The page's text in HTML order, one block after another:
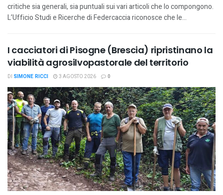
critiche sia generali, sia puntuali sui vari articoli che lo compongono.
L’Ufficio Studi e Ricerche di Federcaccia riconosce che le...
I cacciatori di Pisogne (Brescia) ripristinano la
viabilità agrosilvopastorale del territorio
DI SIMONE RICCI 3 AGOSTO 2026 0